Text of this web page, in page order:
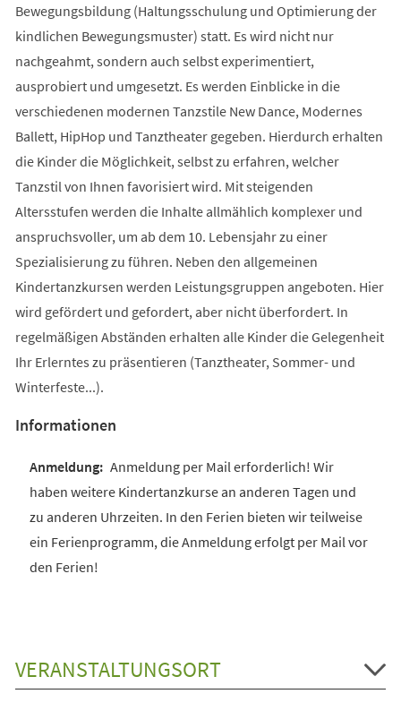
Bewegungsbildung (Haltungsschulung und Optimierung der
kindlichen Bewegungsmuster) statt. Es wird nicht nur
nachgeahmt, sondern auch selbst experimentiert,
ausprobiert und umgesetzt. Es werden Einblicke in die
verschiedenen modernen Tanzstile New Dance, Modernes
Ballett, HipHop und Tanztheater gegeben. Hierdurch erhalten
die Kinder die Möglichkeit, selbst zu erfahren, welcher
Tanzstil von Ihnen favorisiert wird. Mit steigenden
Altersstufen werden die Inhalte allmählich komplexer und
anspruchsvoller, um ab dem 10. Lebensjahr zu einer
Spezialisierung zu führen. Neben den allgemeinen
Kindertanzkursen werden Leistungsgruppen angeboten. Hier
wird gefördert und gefordert, aber nicht überfordert. In
regelmäßigen Abständen erhalten alle Kinder die Gelegenheit
Ihr Erlerntes zu präsentieren (Tanztheater, Sommer- und
Winterfeste...).
Informationen
Anmeldung per Mail erforderlich! Wir
haben weitere Kindertanzkurse an anderen Tagen und
zu anderen Uhrzeiten. In den Ferien bieten wir teilweise
ein Ferienprogramm, die Anmeldung erfolgt per Mail vor
den Ferien!
VERANSTALTUNGSORT